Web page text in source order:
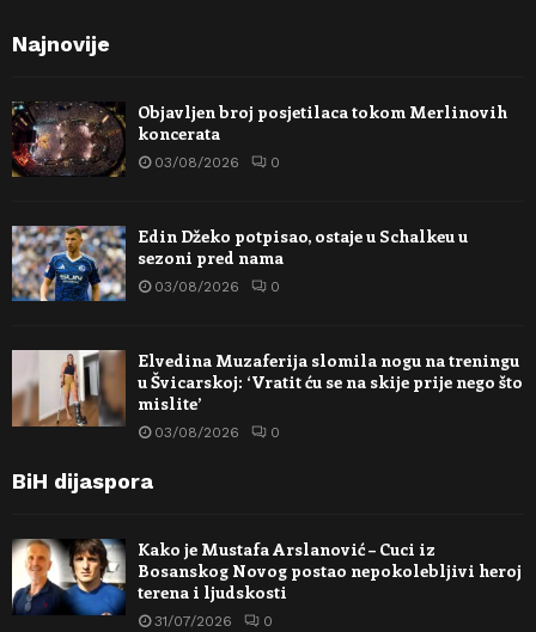
Najnovije
Objavljen broj posjetilaca tokom Merlinovih
koncerata
03/08/2026 0
Edin Džeko potpisao, ostaje u Schalkeu u
sezoni pred nama
03/08/2026 0
Elvedina Muzaferija slomila nogu na treningu
u Švicarskoj: ‘Vratit ću se na skije prije nego što
mislite’
03/08/2026 0
BiH dijaspora
Kako je Mustafa Arslanović – Cuci iz
Bosanskog Novog postao nepokolebljivi heroj
terena i ljudskosti
31/07/2026 0